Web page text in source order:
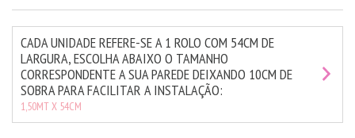
CADA UNIDADE REFERE-SE A 1 ROLO COM 54CM DE
LARGURA, ESCOLHA ABAIXO O TAMANHO
CORRESPONDENTE A SUA PAREDE DEIXANDO 10CM DE
SOBRA PARA FACILITAR A INSTALAÇÃO:
1,50MT X 54CM